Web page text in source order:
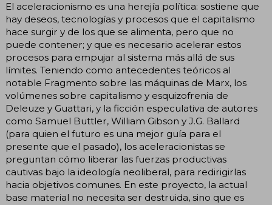
El aceleracionismo es una herejía política: sostiene que
hay deseos, tecnologías y procesos que el capitalismo
hace surgir y de los que se alimenta, pero que no
puede contener; y que es necesario acelerar estos
procesos para empujar al sistema más allá de sus
límites. Teniendo como antecedentes teóricos al
notable Fragmento sobre las máquinas de Marx, los
volúmenes sobre capitalismo y esquizofrenia de
Deleuze y Guattari, y la ficción especulativa de autores
como Samuel Buttler, William Gibson y J.G. Ballard
(para quien el futuro es una mejor guía para el
presente que el pasado), los aceleracionistas se
preguntan cómo liberar las fuerzas productivas
cautivas bajo la ideología neoliberal, para redirigirlas
hacia objetivos comunes. En este proyecto, la actual
base material no necesita ser destruida, sino que es